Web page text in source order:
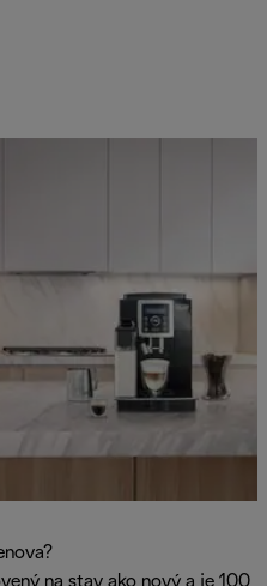
na stav ako nový a je 100